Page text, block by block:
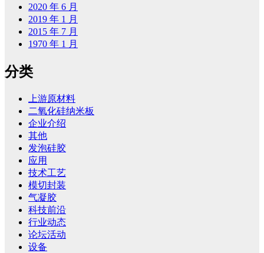
2020 年 6 月
2019 年 1 月
2015 年 7 月
1970 年 1 月
分类
上游原材料
二氧化硅纳米板
企业介绍
其他
发泡硅胶
应用
技术工艺
模切封装
气凝胶
科技前沿
行业动态
论坛活动
设备